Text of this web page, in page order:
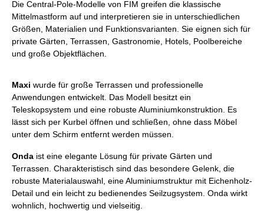
Die Central-Pole-Modelle von FIM greifen die klassische
Mittelmastform auf und interpretieren sie in unterschiedlichen
Größen, Materialien und Funktionsvarianten. Sie eignen sich für
private Gärten, Terrassen, Gastronomie, Hotels, Poolbereiche
und große Objektflächen.
Maxi wurde für große Terrassen und professionelle
Anwendungen entwickelt. Das Modell besitzt ein
Teleskopsystem und eine robuste Aluminiumkonstruktion. Es
lässt sich per Kurbel öffnen und schließen, ohne dass Möbel
unter dem Schirm entfernt werden müssen.
Onda ist eine elegante Lösung für private Gärten und
Terrassen. Charakteristisch sind das besondere Gelenk, die
robuste Materialauswahl, eine Aluminiumstruktur mit Eichenholz-
Detail und ein leicht zu bedienendes Seilzugsystem. Onda wirkt
wohnlich, hochwertig und vielseitig.